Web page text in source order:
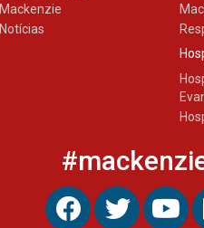
Mackenzie
Notícias